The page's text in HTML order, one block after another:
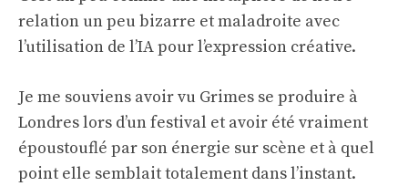
relation un peu bizarre et maladroite avec
l’utilisation de l’IA pour l’expression créative.
Je me souviens avoir vu Grimes se produire à
Londres lors d’un festival et avoir été vraiment
époustouflé par son énergie sur scène et à quel
point elle semblait totalement dans l’instant.